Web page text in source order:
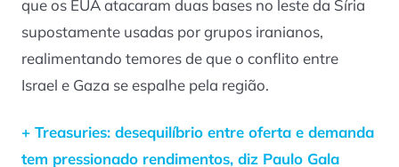
que os EUA atacaram duas bases no leste da Síria
supostamente usadas por grupos iranianos,
realimentando temores de que o conflito entre
Israel e Gaza se espalhe pela região.
+ Treasuries: desequilíbrio entre oferta e demanda
tem pressionado rendimentos, diz Paulo Gala